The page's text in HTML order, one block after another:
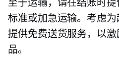
至于运输，请在结账时
标准或加急运输。考虑
提供免费送货服务，以
品。